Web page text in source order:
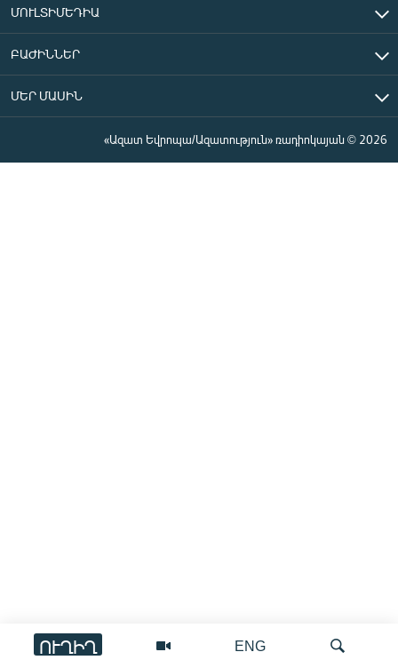
ENG
ՈՒՂԻՂ
ՄՈՒԼՏԻՄԵԴԻԱ
ԲԱԺԻՆՆԵՐ
ՄԵՐ ՄԱՍԻՆ
«Ազատ Եվրոպա/Ազատություն» ռադիոկայան © 2026